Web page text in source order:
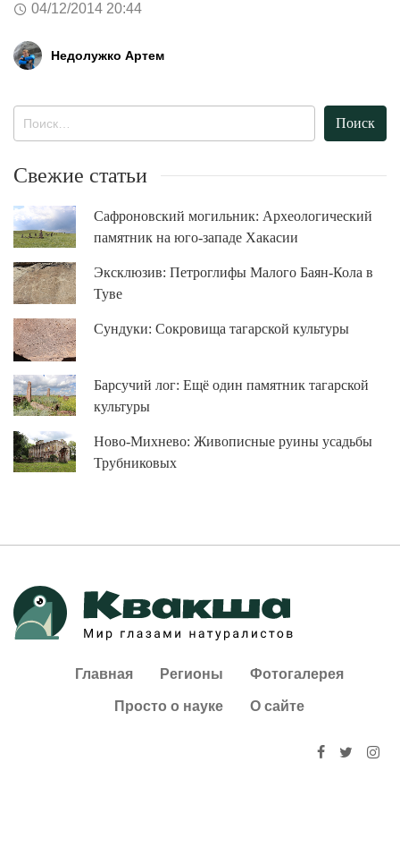
04/12/2014 20:44
Недолужко Артем
Свежие статьи
Сафроновский могильник: Археологический
памятник на юго-западе Хакасии
Эксклюзив: Петроглифы Малого Баян-Кола в
Туве
Сундуки: Сокровища тагарской культуры
Барсучий лог: Ещё один памятник тагарской
культуры
Ново-Михнево: Живописные руины усадьбы
Трубниковых
Главная Регионы Фотогалерея
Просто о науке О сайте